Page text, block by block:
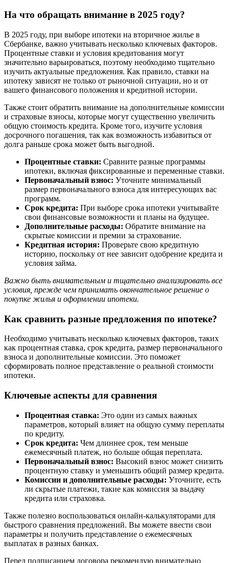
На что обращать внимание в 2025 году?
В 2025 году, при выборе ипотеки на вторичное жилье в
Сбербанке, важно учитывать несколько ключевых факторов.
Процентные ставки и условия кредитования могут
значительно варьироваться, поэтому необходимо тщательно
изучить актуальные предложения. Как правило, ставки на
ипотеку зависят не только от рыночной ситуации, но и от
вашего финансового положения и кредитной истории.
Также стоит обратить внимание на дополнительные комиссии
и страховые взносы, которые могут существенно увеличить
общую стоимость кредита. Кроме того, изучите условия
досрочного погашения, так как возможность избавиться от
долга раньше срока может быть выгодной.
Процентные ставки: Сравните разные программы
ипотеки, включая фиксированные и переменные ставки.
Первоначальный взнос: Уточните минимальный
размер первоначального взноса для интересующих вас
программ.
Срок кредита: При выборе срока ипотеки учитывайте
свои финансовые возможности и планы на будущее.
Дополнительные расходы: Обратите внимание на
скрытые комиссии и премии за страхование.
Кредитная история: Проверьте свою кредитную
историю, поскольку от нее зависит одобрение кредита и
условия займа.
Важно быть внимательным и тщательно анализировать все
условия, прежде чем принимать окончательное решение о
покупке жилья и оформлении ипотеки.
Как сравнить разные предложения по ипотеке?
Необходимо учитывать несколько ключевых факторов, таких
как процентная ставка, срок кредита, размер первоначального
взноса и дополнительные комиссии. Это поможет
сформировать полное представление о реальной стоимости
ипотеки.
Ключевые аспекты для сравнения
Процентная ставка: Это один из самых важных
параметров, который влияет на общую сумму переплаты
по кредиту.
Срок кредита: Чем длиннее срок, тем меньше
ежемесячный платеж, но больше общая переплата.
Первоначальный взнос: Высокий взнос может снизить
процентную ставку и уменьшить общий размер кредита.
Комиссии и дополнительные расходы: Уточните, есть
ли скрытые платежи, такие как комиссия за выдачу
кредита или страховка.
Также полезно воспользоваться онлайн-калькуляторами для
быстрого сравнения предложений. Вы можете ввести свои
параметры и получить представление о ежемесячных
выплатах в разных банках.
Перед подписанием договора рекомендую внимательно